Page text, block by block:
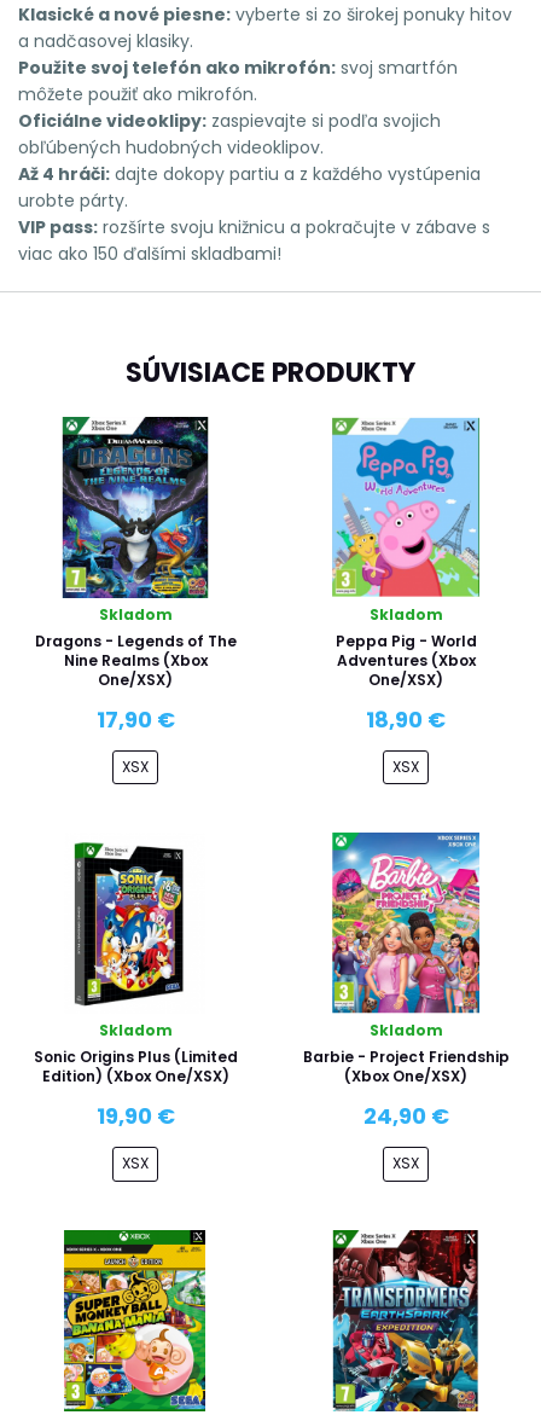
Klasické a nové piesne: vyberte si zo širokej ponuky hitov
a nadčasovej klasiky.
Použite svoj telefón ako mikrofón: svoj smartfón
môžete použiť ako mikrofón.
Oficiálne videoklipy: zaspievajte si podľa svojich
obľúbených hudobných videoklipov.
Až 4 hráči: dajte dokopy partiu a z každého vystúpenia
urobte párty.
VIP pass: rozšírte svoju knižnicu a pokračujte v zábave s
viac ako 150 ďalšími skladbami!
SÚVISIACE PRODUKTY
Skladom
Dragons - Legends of The
Nine Realms (Xbox
One/XSX)
17,90 €
XSX
Skladom
Peppa Pig - World
Adventures (Xbox
One/XSX)
18,90 €
XSX
Skladom
Sonic Origins Plus (Limited
Edition) (Xbox One/XSX)
19,90 €
XSX
Skladom
Barbie - Project Friendship
(Xbox One/XSX)
24,90 €
XSX